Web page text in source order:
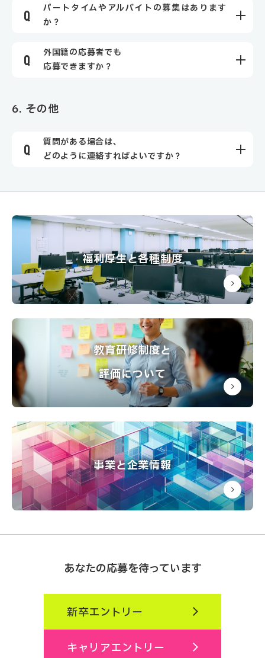
パートタイムやアルバイトの募集はあります
か？
外国籍の応募者でも
応募できますか？
6. その他
質問がある場合は、
どのように連絡すればよいですか？
福利厚生と各種制度
教育研修制度と
評価について
事業と企業情報
あなたの応募を待っています
新卒エントリー
キャリアエントリー